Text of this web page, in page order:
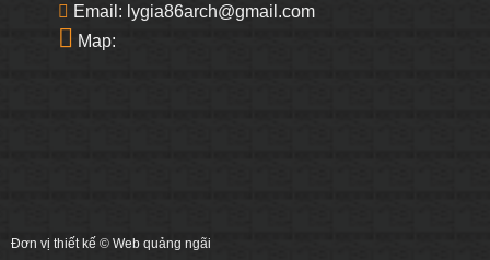
Email: lygia86arch@gmail.com
Map:
Đơn vị thiết kế © Web quảng ngãi